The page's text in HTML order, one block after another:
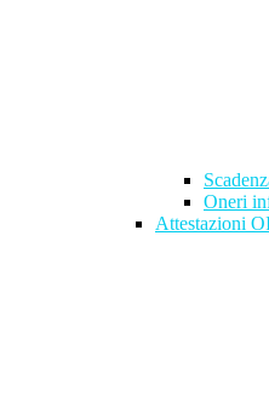
Oneri
Attestazioni